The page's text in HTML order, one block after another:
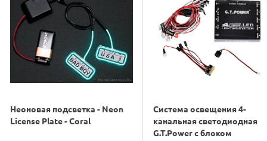
Неоновая подсветка - Neon
License Plate - Coral
Система освещения 4-
канальная светодиодная
G.T.Power с блоком